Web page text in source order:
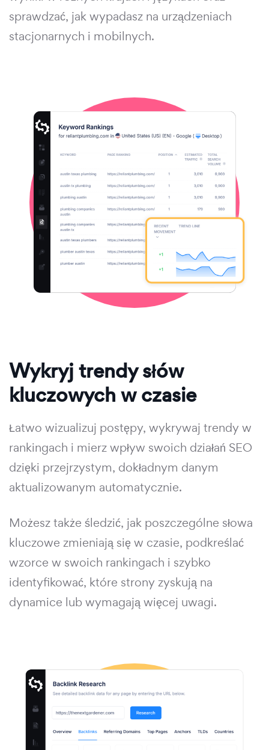
sprawdzać, jak wypadasz na urządzeniach
stacjonarnych i mobilnych.
Wykryj trendy słów
kluczowych w czasie
Łatwo wizualizuj postępy, wykrywaj trendy w
rankingach i mierz wpływ swoich działań SEO
dzięki przejrzystym, dokładnym danym
aktualizowanym automatycznie.
Możesz także śledzić, jak poszczególne słowa
kluczowe zmieniają się w czasie, podkreślać
wzorce w swoich rankingach i szybko
identyfikować, które strony zyskują na
dynamice lub wymagają więcej uwagi.